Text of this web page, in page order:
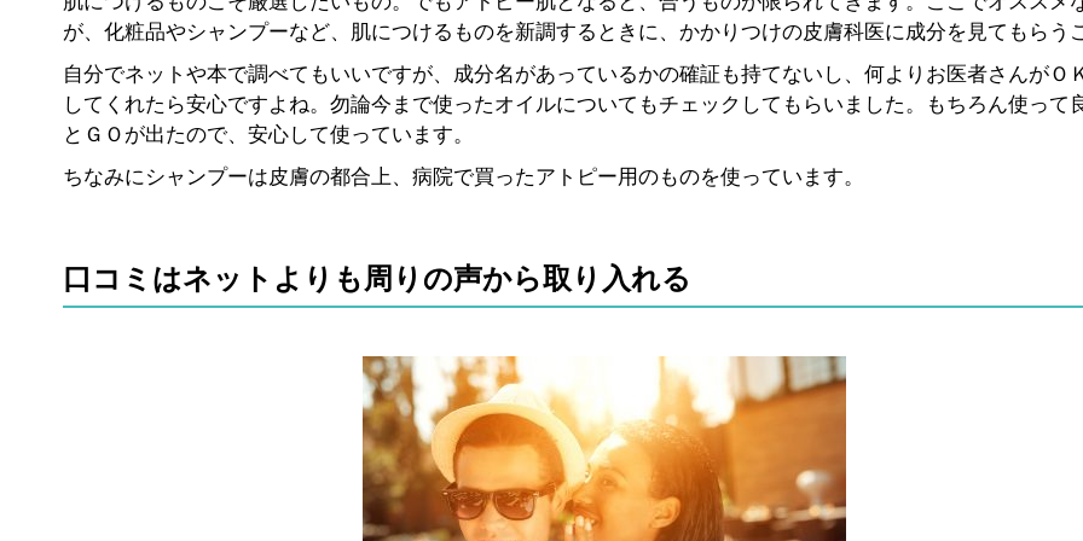
が、化粧品やシャンプーなど、肌につけるものを新調するときに、かかりつけの皮膚科医に成分を見てもらう
自分でネットや本で調べてもいいですが、成分名があっているかの確証も持てないし、何よりお医者さんがＯ
してくれたら安心ですよね。勿論今まで使ったオイルについてもチェックしてもらいました。もちろん使って
とＧＯが出たので、安心して使っています。
ちなみにシャンプーは皮膚の都合上、病院で買ったアトピー用のものを使っています。
口コミはネットよりも周りの声から取り入れる